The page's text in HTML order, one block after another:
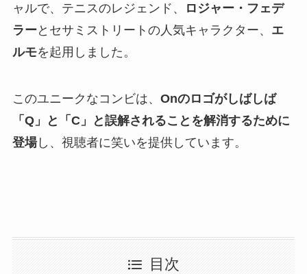
ャルで、テニスのレジェンド、
ロジャー・フェデ
ラー とセサミストリートの人気キャラクター、 エ
ルモを起用しました。
このユニークなコンビは、 Onのロゴがしばしば
「Q」と「C」と誤解されることを解消するために
登場し、視聴者に笑いを提供しています。
目次